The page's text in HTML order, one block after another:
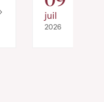
juil
2026